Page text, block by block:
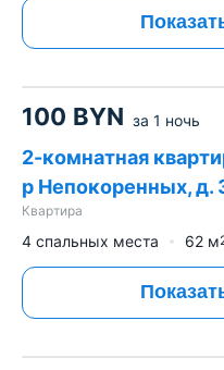
100 BYN за 1 ночь
2-комнатная
р Непокоренных, д.
Квартира
4 спальных места 62 м